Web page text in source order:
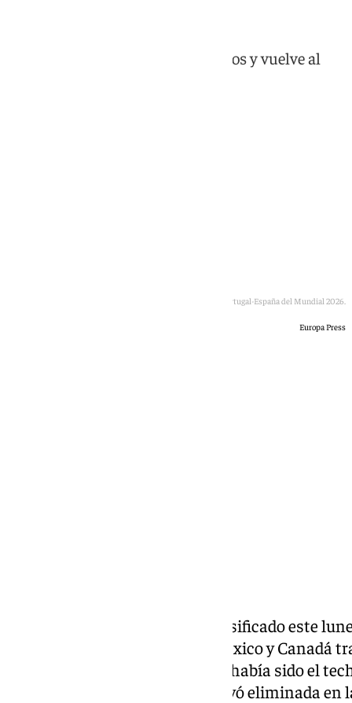
La Roja ha roto la barrera de octavos y vuelve al
Alex Baena ante Joao Cancelo en el Portugal-España del Mundial 2026.
Europa Press
La selección española se ha clasificado este
Mundial de Estados Unidos, México y Canadá
octavos de final, una ronda que había sido el
Copas del Mundo, en las que cayó eliminada